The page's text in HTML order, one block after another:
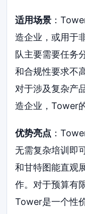
适用场景 ：
造企业，或用于
队主要需要任务
和合规性要求不
对于涉及复杂产
造企业，Tower
优势亮点 ：
无需复杂培训即
和甘特图能直观
作。对于预算有
Tower是一个性